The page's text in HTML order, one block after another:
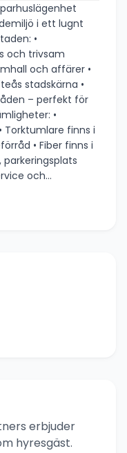
i ett lugnt
och trivsam
stadskärna •
– perfekt för
Torktumlare finns i
• Fiber finns i
och
erbjuder
hyresgäst.